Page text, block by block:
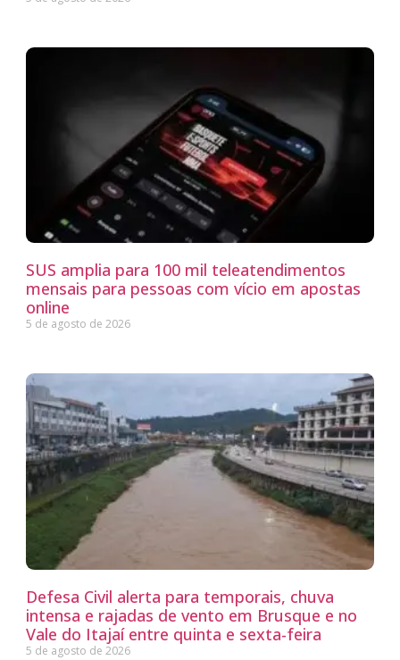
SUS amplia para 100 mil teleatendimentos
mensais para pessoas com vício em apostas
online
5 de agosto de 2026
Defesa Civil alerta para temporais, chuva
intensa e rajadas de vento em Brusque e no
Vale do Itajaí entre quinta e sexta-feira
5 de agosto de 2026